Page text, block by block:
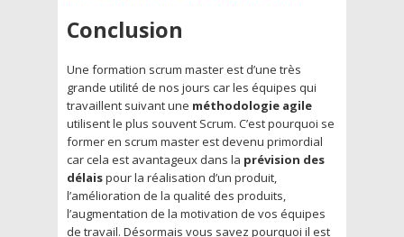
Conclusion
Une formation scrum master est d’une très
grande utilité de nos jours car les équipes qui
travaillent suivant une méthodologie agile
utilisent le plus souvent Scrum. C’est pourquoi se
former en scrum master est devenu primordial
car cela est avantageux dans la prévision des
délaispour la réalisation d’un produit,
l’amélioration de la qualité des produits,
l’augmentation de la motivation de vos équipes
de travail. Désormais vous savez pourquoi il est